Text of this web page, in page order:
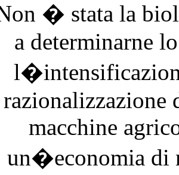
� stata la
a determinarne
razionalizzazione
macchine
un�economia di